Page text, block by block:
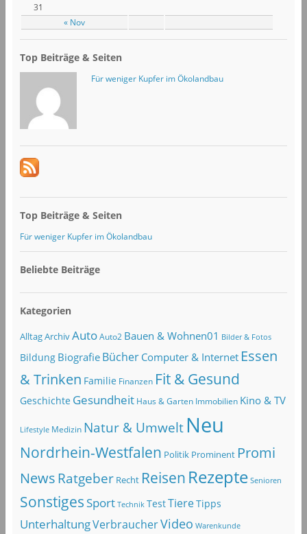
« Nov
31
Top Beiträge & Seiten
Für weniger Kupfer im Ökolandbau
Top Beiträge & Seiten
Für weniger Kupfer im Ökolandbau
Beliebte Beiträge
Kategorien
AlltagArchivAuto Auto2 Bauen & Wohnen01 Bilder & Fotos
Bildung Biografie Bücher Computer & Internet Essen
& Trinken Familie Finanzen Fit & Gesund
Geschichte Gesundheit Haus & Garten Immobilien Kino & TV
Lifestyle Medizin Natur & Umwelt Neu
Nordrhein-Westfalen Politik Prominent Promi
NewsRatgeber Recht Reisen Rezepte Senioren
SonstigesSport Technik TestTiereTipps
UnterhaltungVerbraucherVideo Warenkunde